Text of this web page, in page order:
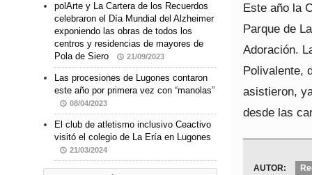
Este año la
Parque de
Adoración.
Polivalente,
asistieron,
desde las
AUTOR:
polArte y La Cartera de los Recuerdos
celebraron el Día Mundial del Alzheimer
exponiendo las obras de todos los
centros y residencias de mayores de
Pola de Siero
21/09/2023
Las procesiones de Lugones contaron
este año por primera vez con “manolas”
08/04/2023
El club de atletismo inclusivo Ceactivo
visitó el colegio de La Ería en Lugones
21/03/2024